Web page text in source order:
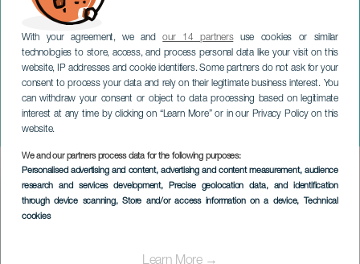
With your agreement, we andour 14 partnersuse cookies or similar
technologies to store, access, and process personal data like your visit on this
website, IP addresses and cookie identifiers. Some partners do not ask for your
consent to process your data and rely on their legitimate business interest. You
can withdraw your consent or object to data processing based on legitimate
interest at any time by clicking on “Learn More” or in our Privacy Policy on this
website.
We and our partners process data for the following purposes:
Personalised advertising and content, advertising and content measurement, audience
research and services development, Precise geolocation data, and identification
through device scanning, Store and/or access information on a device, Technical
cookies
Learn More →
Lorca por Saura. La
Laguna
TENERIFE
Imagen
Listado